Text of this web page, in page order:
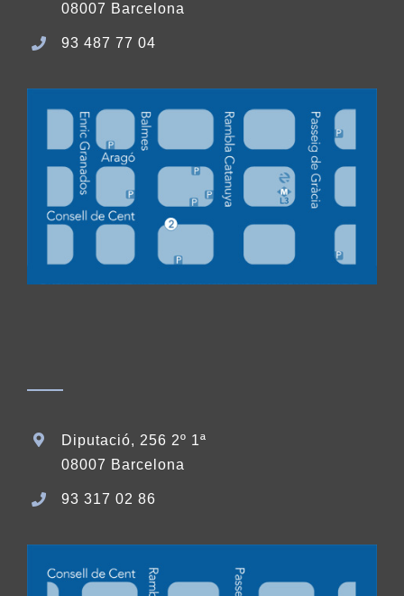
08007 Barcelona
93 487 77 04
Diputació, 256 2º 1ª
08007 Barcelona
93 317 02 86